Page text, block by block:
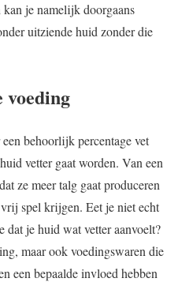
kan je namelijk doorgaans
uitziende huid zonder die
behoorlijk percentage vet
vetter gaat worden. Van een
ze meer talg gaat produceren
vrij spel krijgen. Eet je niet echt
dat je huid wat vetter aanvoelt?
maar ook voedingswaren die
een bepaalde invloed hebben